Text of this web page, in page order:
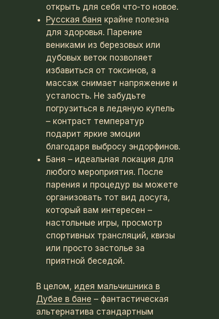
открыть для себя что-то новое.
Русская баня крайне полезна
для здоровья. Парение
вениками из березовых или
дубовых веток позволяет
избавиться от токсинов, а
массаж снимает напряжение и
усталость. Не забудьте
погрузиться в ледяную купель
– контраст температур
подарит яркие эмоции
благодаря выбросу эндорфинов.
Баня – идеальная локация для
любого мероприятия. После
парения и процедур вы можете
организовать тот вид досуга,
который вам интересен –
настольные игры, просмотр
спортивных трансляций, квизы
или просто застолье за
приятной беседой.
В целом, идея мальчишника в
Дубае в бане – фантастическая
альтернатива стандартным